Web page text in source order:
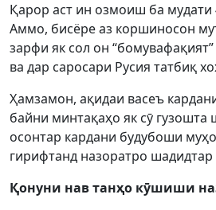
Қарор аст ин озмоиш ба мудати
Аммо, бисёре аз коршиносон
зарфи як сол он
ва дар саросари Русия татбиқ
Ҳамзамон, ақидаи васеъ
байни минтақаҳо як сӯ
осонтар кардани будубоши
гирифтанд назоратро шадидтар
Қонуни нав танҳо кӯшиши